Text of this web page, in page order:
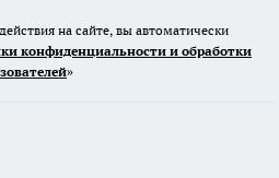
на сайте, вы автоматически
конфиденциальности и обработки
»